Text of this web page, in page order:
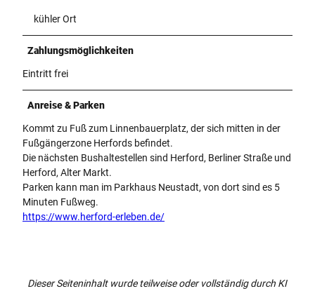
kühler Ort
Zahlungsmöglichkeiten
Eintritt frei
Anreise & Parken
Kommt zu Fuß zum Linnenbauerplatz, der sich mitten in der
Fußgängerzone Herfords befindet.
Die nächsten Bushaltestellen sind Herford, Berliner Straße und
Herford, Alter Markt.
Parken kann man im Parkhaus Neustadt, von dort sind es 5
Minuten Fußweg.
https://www.herford-erleben.de/
Dieser Seiteninhalt wurde teilweise oder vollständig durch KI